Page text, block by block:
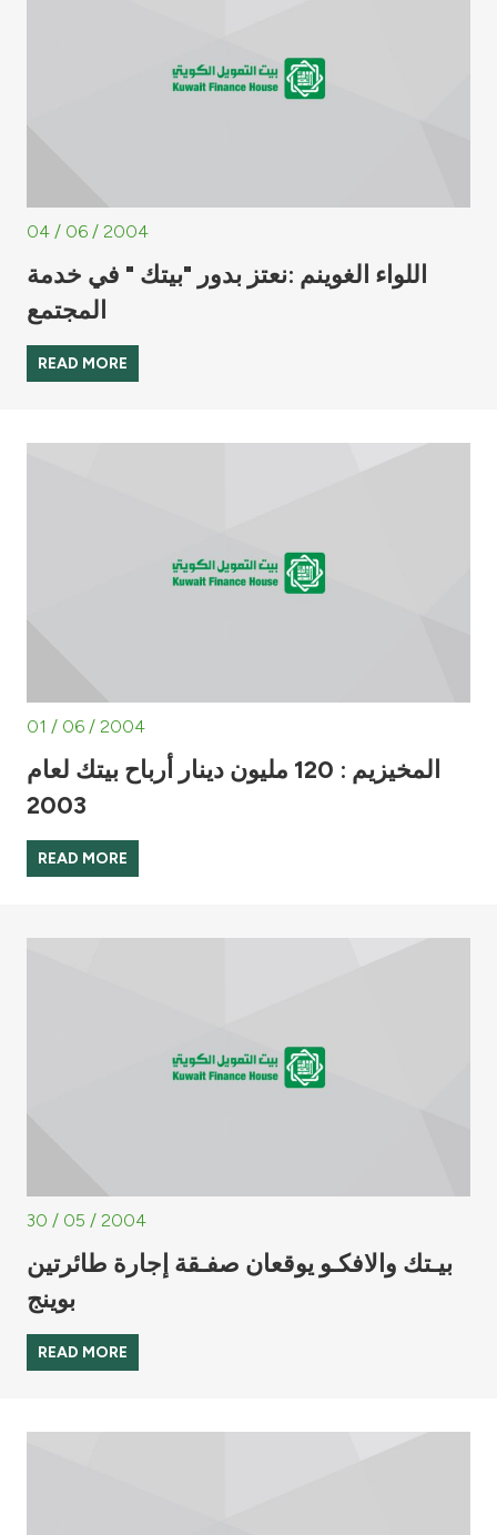
04 / 06 / 2004
اللواء الغوينم :نعتز بدور "بيتك " في خدمة
المجتمع
READ MORE
01 / 06 / 2004
المخيزيم : 120 مليون دينار أرباح بيتك لعام
2003
READ MORE
30 / 05 / 2004
بيـتك والافكـو يوقعان صفـقة إجارة طائرتين
بوينج
READ MORE